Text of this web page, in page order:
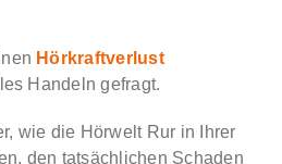
Hörkraftverlust
Handeln gefragt.
wie die Hörwelt Rur in Ihrer
den tatsächlichen Schaden